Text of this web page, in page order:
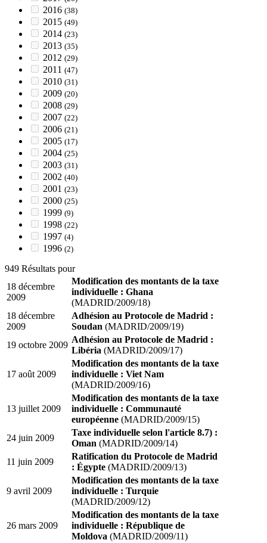
2016 (38)
2015 (49)
2014 (23)
2013 (35)
2012 (29)
2011 (47)
2010 (31)
2009 (20)
2008 (29)
2007 (22)
2006 (21)
2005 (17)
2004 (25)
2003 (31)
2002 (40)
2001 (23)
2000 (25)
1999 (9)
1998 (22)
1997 (4)
1996 (2)
949 Résultats pour
18 décembre
2009
Modification des montants de la taxe
individuelle : Ghana
(MADRID/2009/18)
18 décembre
2009
Adhésion au Protocole de Madrid :
Soudan (MADRID/2009/19)
19 octobre 2009
Adhésion au Protocole de Madrid :
Libéria (MADRID/2009/17)
17 août 2009
Modification des montants de la taxe
individuelle : Viet Nam
(MADRID/2009/16)
13 juillet 2009
Modification des montants de la taxe
individuelle : Communauté
européenne (MADRID/2009/15)
24 juin 2009
Taxe individuelle selon l'article 8.7) :
Oman (MADRID/2009/14)
11 juin 2009
Ratification du Protocole de Madrid
: Égypte (MADRID/2009/13)
9 avril 2009
Modification des montants de la taxe
individuelle : Turquie
(MADRID/2009/12)
26 mars 2009
Modification des montants de la taxe
individuelle : République de
Moldova (MADRID/2009/11)